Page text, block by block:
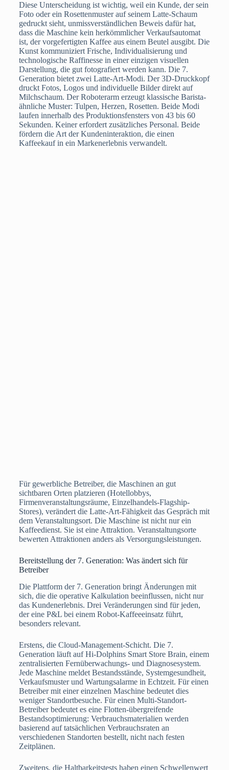
Diese Unterscheidung ist wichtig, weil ein Kunde, der sein
Foto oder ein Rosettenmuster auf seinem Latte-Schaum
gedruckt sieht, unmissverständlichen Beweis dafür hat,
dass die Maschine kein herkömmlicher Verkaufsautomat
ist, der vorgefertigten Kaffee aus einem Beutel ausgibt. Die
Kunst kommuniziert Frische, Individualisierung und
technologische Raffinesse in einer einzigen visuellen
Darstellung, die gut fotografiert werden kann. Die 7.
Generation bietet zwei Latte-Art-Modi. Der 3D-Druckkopf
druckt Fotos, Logos und individuelle Bilder direkt auf
Milchschaum. Der Roboterarm erzeugt klassische Barista-
ähnliche Muster: Tulpen, Herzen, Rosetten. Beide Modi
laufen innerhalb des Produktionsfensters von 43 bis 60
Sekunden. Keiner erfordert zusätzliches Personal. Beide
fördern die Art der Kundeninteraktion, die einen
Kaffeekauf in ein Markenerlebnis verwandelt.
Für gewerbliche Betreiber, die Maschinen an gut
sichtbaren Orten platzieren (Hotellobbys,
Firmenveranstaltungsräume, Einzelhandels-Flagship-
Stores), verändert die Latte-Art-Fähigkeit das Gespräch mit
dem Veranstaltungsort. Die Maschine ist nicht nur ein
Kaffeedienst. Sie ist eine Attraktion. Veranstaltungsorte
bewerten Attraktionen anders als Versorgungsleistungen.
Bereitstellung der 7. Generation: Was ändert sich für
Betreiber
Die Plattform der 7. Generation bringt Änderungen mit
sich, die die operative Kalkulation beeinflussen, nicht nur
das Kundenerlebnis. Drei Veränderungen sind für jeden,
der eine P&L bei einem Robot-Kaffeeeinsatz führt,
besonders relevant.
Erstens, die Cloud-Management-Schicht. Die 7.
Generation läuft auf Hi-Dolphins Smart Store Brain, einem
zentralisierten Fernüberwachungs- und Diagnosesystem.
Jede Maschine meldet Bestandsstände, Systemgesundheit,
Verkaufsmuster und Wartungsalarme in Echtzeit. Für einen
Betreiber mit einer einzelnen Maschine bedeutet dies
weniger Standortbesuche. Für einen Multi-Standort-
Betreiber bedeutet es eine Flotten-übergreifende
Bestandsoptimierung: Verbrauchsmaterialien werden
basierend auf tatsächlichen Verbrauchsraten an
verschiedenen Standorten bestellt, nicht nach festen
Zeitplänen.
Zweitens, die Haltbarkeitstests haben einen Schwellenwert